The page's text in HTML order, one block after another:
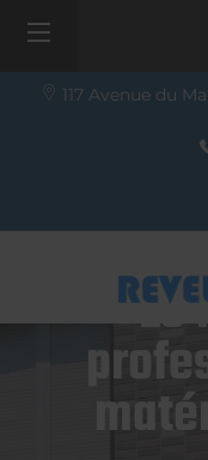
117 Avenue du
Le